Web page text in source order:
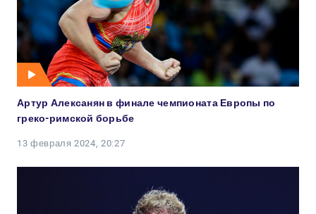
Артур Алексанян в финале чемпионата Европы по
греко-римской борьбе
13 февраля 2024, 20:27